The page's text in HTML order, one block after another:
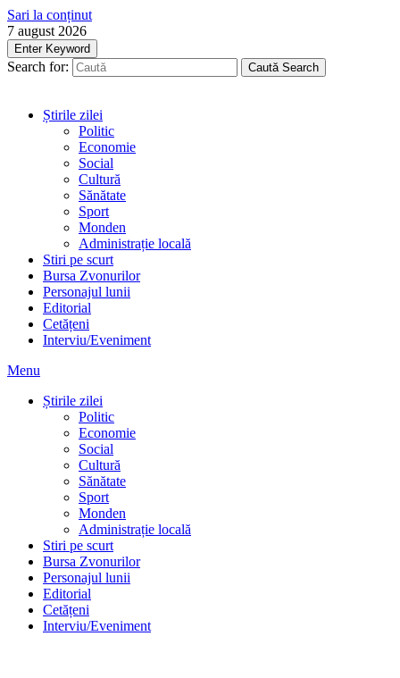
Sari la conținut
7 august 2026
Enter Keyword
Search for: Caută Search
Știrile zilei
Politic
Economie
Social
Cultură
Sănătate
Sport
Monden
Administrație locală
Stiri pe scurt
Bursa Zvonurilor
Personajul lunii
Editorial
Cetățeni
Interviu/Eveniment
Menu
Știrile zilei
Politic
Economie
Social
Cultură
Sănătate
Sport
Monden
Administrație locală
Stiri pe scurt
Bursa Zvonurilor
Personajul lunii
Editorial
Cetățeni
Interviu/Eveniment